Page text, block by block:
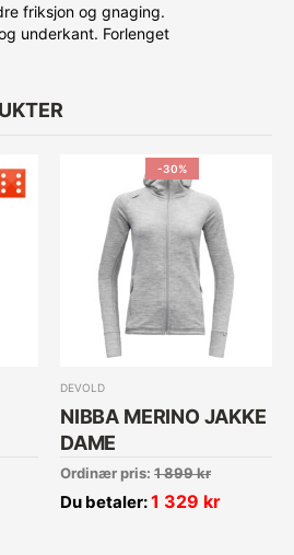
friksjon og gnaging.
underkant. Forlenget
-30%
DEVOLD
NIBBA MERINO JAKKE
DAME
Ordinær pris: 1 899kr
Du betaler:1 329 kr